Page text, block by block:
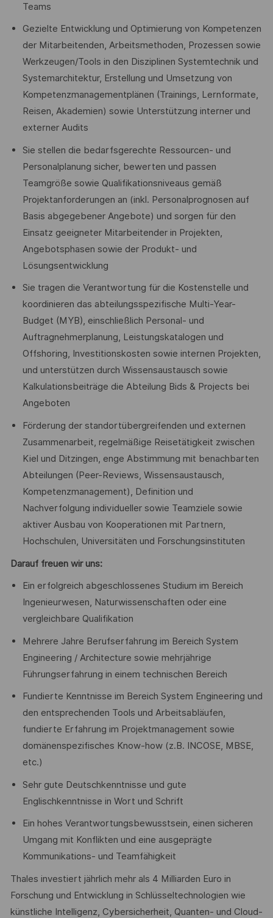
Teams
Gezielte Entwicklung und Optimierung von Kompetenzen
der Mitarbeitenden, Arbeitsmethoden, Prozessen sowie
Werkzeugen/Tools in den Disziplinen Systemtechnik und
Systemarchitektur, Erstellung und Umsetzung von
Kompetenzmanagementplänen (Trainings, Lernformate,
Reisen, Akademien) sowie Unterstützung interner und
externer Audits
Sie stellen die bedarfsgerechte Ressourcen- und
Personalplanung sicher, bewerten und passen
Teamgröße sowie Qualifikationsniveaus gemäß
Projektanforderungen an (inkl. Personalprognosen auf
Basis abgegebener Angebote) und sorgen für den
Einsatz geeigneter Mitarbeitender in Projekten,
Angebotsphasen sowie der Produkt- und
Lösungsentwicklung
Sie tragen die Verantwortung für die Kostenstelle und
koordinieren das abteilungsspezifische Multi-Year-
Budget (MYB), einschließlich Personal- und
Auftragnehmerplanung, Leistungskatalogen und
Offshoring, Investitionskosten sowie internen Projekten,
und unterstützen durch Wissensaustausch sowie
Kalkulationsbeiträge die Abteilung Bids & Projects bei
Angeboten
Förderung der standortübergreifenden und externen
Zusammenarbeit, regelmäßige Reisetätigkeit zwischen
Kiel und Ditzingen, enge Abstimmung mit benachbarten
Abteilungen (Peer-Reviews, Wissensaustausch,
Kompetenzmanagement), Definition und
Nachverfolgung individueller sowie Teamziele sowie
aktiver Ausbau von Kooperationen mit Partnern,
Hochschulen, Universitäten und Forschungsinstituten
Darauf freuen wir uns:
Ein erfolgreich abgeschlossenes Studium im Bereich
Ingenieurwesen, Naturwissenschaften oder eine
vergleichbare Qualifikation
Mehrere Jahre Berufserfahrung im Bereich System
Engineering / Architecture sowie mehrjährige
Führungserfahrung in einem technischen Bereich
Fundierte Kenntnisse im Bereich System Engineering und
den entsprechenden Tools und Arbeitsabläufen,
fundierte Erfahrung im Projektmanagement sowie
domänenspezifisches Know-how (z.B. INCOSE, MBSE,
etc.)
Sehr gute Deutschkenntnisse und gute
Englischkenntnisse in Wort und Schrift
Ein hohes Verantwortungsbewusstsein, einen sicheren
Umgang mit Konflikten und eine ausgeprägte
Kommunikations- und Teamfähigkeit
Thales investiert jährlich mehr als 4 Milliarden Euro in
Forschung und Entwicklung in Schlüsseltechnologien wie
künstliche Intelligenz, Cybersicherheit, Quanten- und Cloud-